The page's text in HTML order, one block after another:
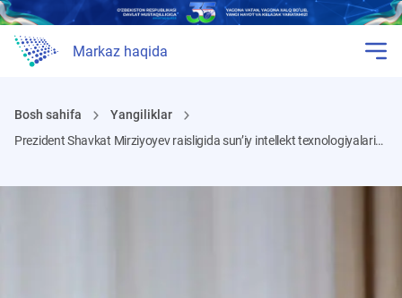
Markaz haqida
Bosh sahifa
Yangiliklar
Prezident Shavkat Mirziyoyev raisligida sun’iy intellekt texnologiyalarini rivojlantirish yuzasidan videoselektor yig‘ilishi o‘tkazilmoqda.